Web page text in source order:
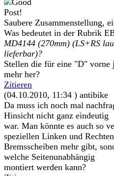
Saubere Zusammenstellung,
Was bedeutet in der Rubrik
MD4144 (270mm) (LS+RS
lieferbar)?
Stellen die für eine "D" vorne
mehr her?
Zitieren
(04.10.2010, 11:34 ) antibike
Da muss ich noch mal
Hinsicht nicht ganz eindeutig
war. Man könnte es auch so
speziellen Linken und Rechten
Bremsscheiben mehr gibt,
welche Seitenunabhängig
montiert werden kann?